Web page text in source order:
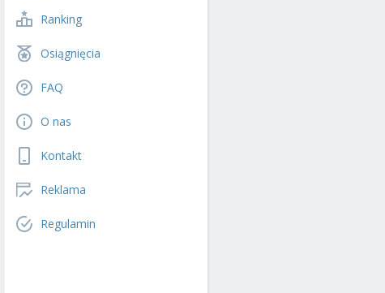
Ranking
Osiągnięcia
FAQ
O nas
Kontakt
Reklama
Regulamin